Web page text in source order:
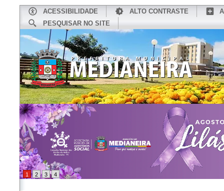
ACESSIBILIDADE ALTO CONTRASTE
PESQUISAR NO SITE
CONHEÇA MEDIANEIRA
1 2 3 4